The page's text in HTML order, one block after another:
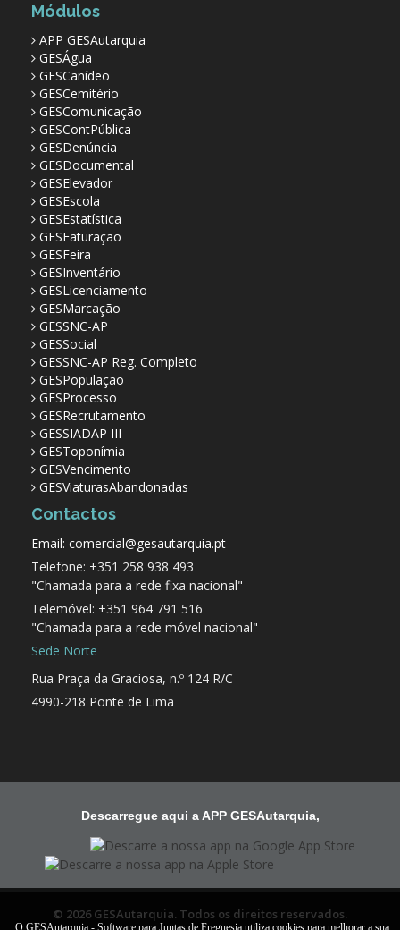
Módulos
APP GESAutarquia
GESÁgua
GESCanídeo
GESCemitério
GESComunicação
GESContPública
GESDenúncia
GESDocumental
GESElevador
GESEscola
GESEstatística
GESFaturação
GESFeira
GESInventário
GESLicenciamento
GESMarcação
GESSNC-AP
GESSocial
GESSNC-AP Reg. Completo
GESPopulação
GESProcesso
GESRecrutamento
GESSIADAP III
GESToponímia
GESVencimento
GESViaturasAbandonadas
Contactos
Email: comercial@gesautarquia.pt
Telefone: +351 258 938 493
"Chamada para a rede fixa nacional"
Telemóvel: +351 964 791 516
"Chamada para a rede móvel nacional"
Sede Norte
Rua Praça da Graciosa, n.º 124 R/C
4990-218 Ponte de Lima
Descarregue aqui a APP GESAutarquia,
© 2026 GESAutarquia. Todos os direitos reservados.
O GESAutarquia - Software para Juntas de Freguesia utiliza cookies para melhorar a sua